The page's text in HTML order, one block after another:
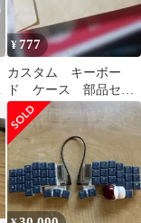
¥ 777
カスタム キーボー
ド ケース 部品セッ
ト keyball39用